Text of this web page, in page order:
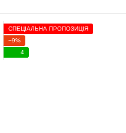
СПЕЦІАЛЬНА ПРОПОЗИЦІЯ
−9%
4